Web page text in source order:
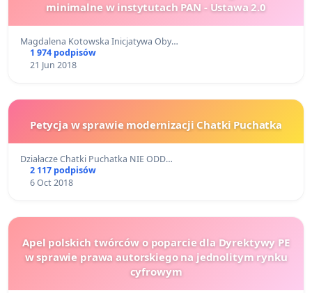
minimalne w instytutach PAN - Ustawa 2.0
Magdalena Kotowska Inicjatywa Oby…
1 974 podpisów
21 Jun 2018
Petycja w sprawie modernizacji Chatki Puchatka
Działacze Chatki Puchatka NIE ODD…
2 117 podpisów
6 Oct 2018
Apel polskich twórców o poparcie dla Dyrektywy PE
w sprawie prawa autorskiego na jednolitym rynku
cyfrowym